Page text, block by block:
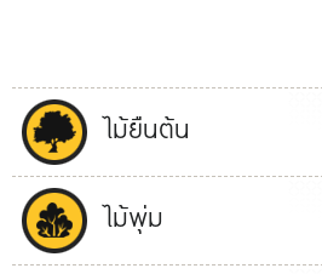
ไม้ยืนต้น
ไม้พุ่ม